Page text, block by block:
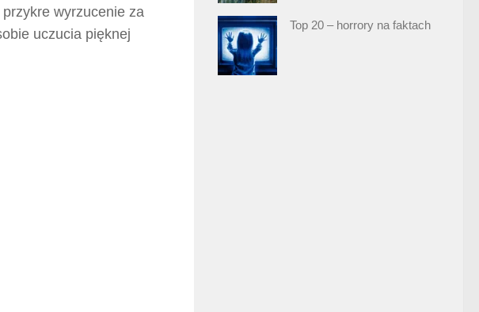
wyrzucenie za
uczucia pięknej
Top 20 – horrory na faktach